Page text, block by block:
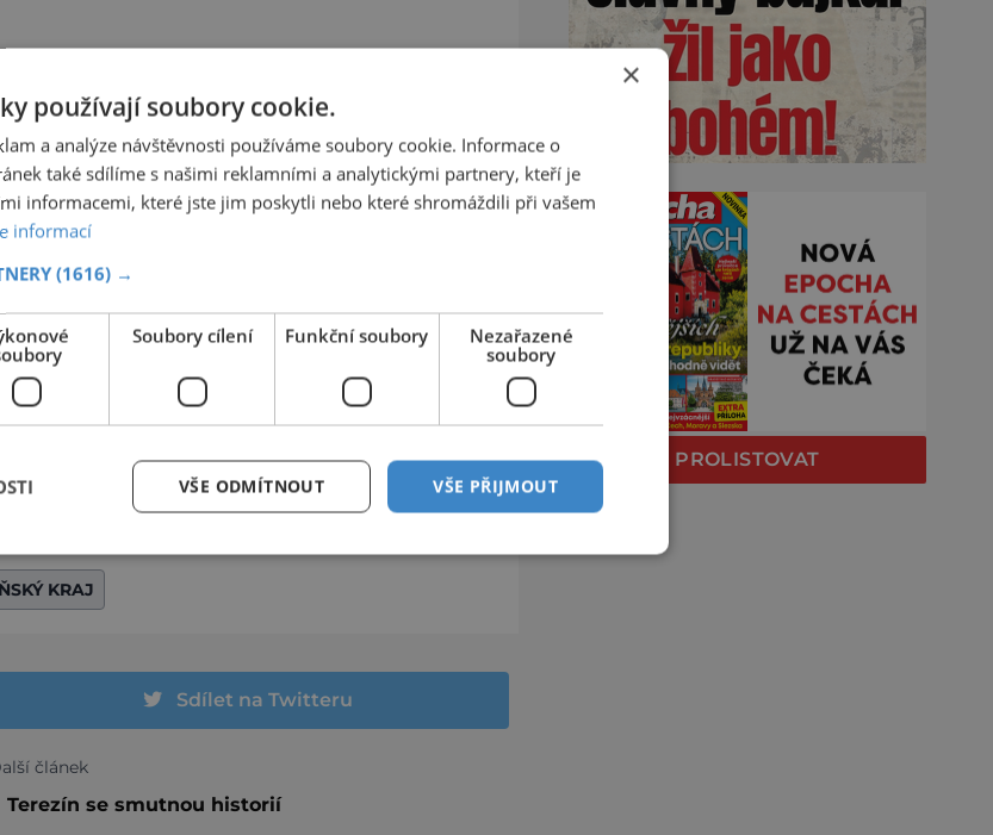
MĚSTA PLZNĚ
KRAJ
Sdílet na Twitteru
článek
Terezín se smutnou historií
PROLISTOVAT
×
používají soubory cookie.
a analýze návštěvnosti používáme soubory cookie. Informace o
také sdílíme s našimi reklamními a analytickými partnery, kteří je
informacemi, které jste jim poskytli nebo které shromáždili při vašem
informací
(1616) →
Soubory cílení Funkční soubory
Nezařazené
soubory
VŠE PŘIJMOUT
VŠE ODMÍTNOUT